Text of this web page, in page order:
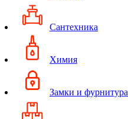
Сантехника
Химия
Замки и фурнитура